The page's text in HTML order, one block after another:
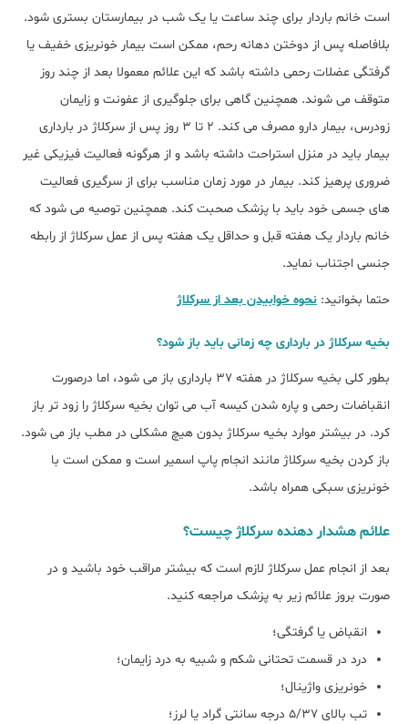
است خانم باردار برای چند ساعت یا یک شب در بیمارستان بستری شود.
بلافاصله پس از دوختن دهانه رحم، ممکن است بیمار خونریزی خفیف یا
گرفتگی عضلات رحمی داشته باشد که این علائم معمولا بعد از چند روز
متوقف می شوند. همچنین گاهی برای جلوگیری از عفونت و زایمان
زودرس، بیمار دارو مصرف می کند. 2 تا 3 روز پس از سرکلاژ در بارداری
بیمار باید در منزل استراحت داشته باشد و از هرگونه فعالیت فیزیکی غیر
ضروری پرهیز کند. بیمار در مورد زمان مناسب برای از سرگیری فعالیت
های جسمی خود باید با پزشک صحبت کند. همچنین توصیه می شود که
خانم باردار یک هفته قبل و حداقل یک هفته پس از عمل سرکلاژ از رابطه
جنسی اجتناب نماید.
حتما بخوانید: نحوه خوابیدن بعد از سرکلاژ
بخیه سرکلاژ در بارداری چه زمانی باید باز شود؟
بطور کلی بخیه سرکلاژ در هفته 37 بارداری باز می شود، اما درصورت
انقباضات رحمی و پاره شدن کیسه آب می توان بخیه سرکلاژ را زود تر باز
کرد. در بیشتر موارد بخیه سرکلاژ بدون هیچ مشکلی در مطب باز می شود.
باز کردن بخیه سرکلاژ مانند انجام پاپ اسمیر است و ممکن است با
خونریزی سبکی همراه باشد.
علائم هشدار دهنده سرکلاژ چیست؟
بعد از انجام عمل سرکلاژ لازم است که بیشتر مراقب خود باشید و در
صورت بروز علائم زیر به پزشک مراجعه کنید.
انقباض یا گرفتگی؛
درد در قسمت تحتانی شکم و شبیه به درد زایمان؛
خونریزی واژینال؛
تب بالای 5/37 درجه سانتی گراد یا لرز؛